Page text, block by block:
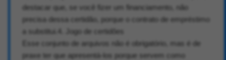
destacar que, se você fizer um financiamento, não
precisa dessa certidão, porque o contrato de empréstimo
a substitui.4. Jogo de certidões
Esse conjunto de arquivos não é obrigatório, mas é de
praxe ter que apresentá-los porque servem como